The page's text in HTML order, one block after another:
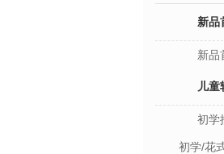
新品
新品
儿童
初学
初学/花